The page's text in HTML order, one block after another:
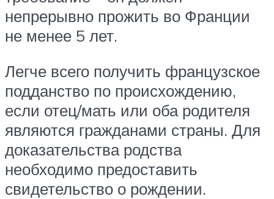
непрерывно прожить во Франции
не менее 5 лет.
Легче всего получить французское
подданство по происхождению,
если отец/мать или оба родителя
являются гражданами страны. Для
доказательства родства
необходимо предоставить
свидетельство о рождении.